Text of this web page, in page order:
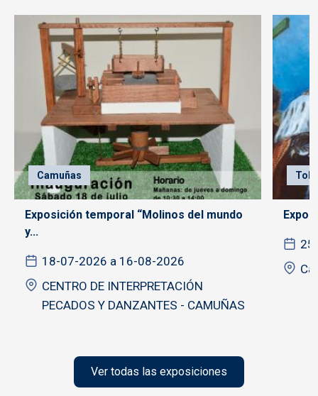
Camuñas
Exposición temporal “Molinos del mundo
y...
18-07-2026 a 16-08-2026
CENTRO DE INTERPRETACIÓN
PECADOS Y DANZANTES - CAMUÑAS
Ver todas las exposiciones